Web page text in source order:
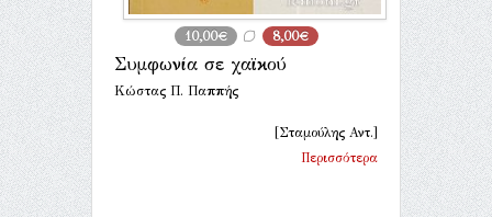
10,00€ 8,00€
Συμφωνία σε χαϊκού
Κώστας Π. Παππής
[Σταμούλης Αντ.]
Περισσότερα